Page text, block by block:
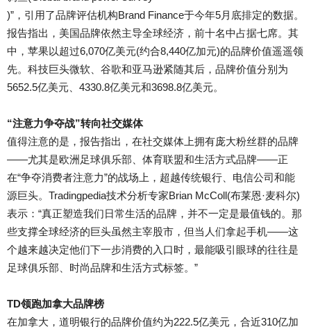
)”，引用了品牌评估机构Brand Finance于今年5月底排定的数据。
报告指出，美国品牌依然主导全球经济，前十名中占据七席。其
中，苹果以超过6,070亿美元(约合8,440亿加元)的品牌价值遥遥领
先。科技巨头微软、谷歌和亚马逊紧随其后，品牌价值分别为
5652.5亿美元、4330.8亿美元和3698.8亿美元。
“注意力争夺战”转向社交媒体
值得注意的是，报告指出，在社交媒体上拥有庞大粉丝群的品牌
——尤其是欧洲足球俱乐部、体育联盟和生活方式品牌——正
在“争夺消费者注意力”的战场上，超越传统银行、电信公司和能
源巨头。Tradingpedia技术分析专家Brian McColl(布莱恩·麦科尔)
表示：“真正塑造我们日常生活的品牌，并不一定是最值钱的。那
些支撑全球经济的巨头虽然主宰股市，但当人们拿起手机——这
个越来越决定他们下一步消费的入口时，最能吸引眼球的往往是
足球俱乐部、时尚品牌和生活方式标签。”
TD领跑加拿大品牌榜
在加拿大，道明银行的品牌价值约为222.5亿美元，合近310亿加